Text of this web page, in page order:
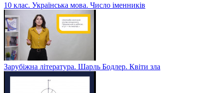
10 клас. Українська мова. Число іменників
Зарубіжна література. Шарль Бодлер. Квіти зла